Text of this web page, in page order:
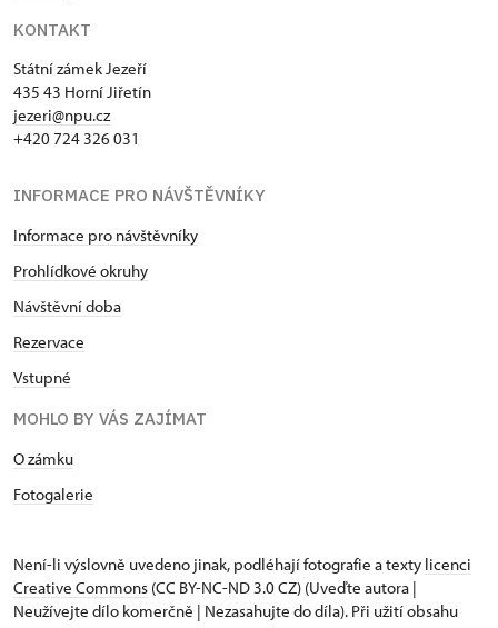
KONTAKT
Státní zámek Jezeří
435 43 Horní Jiřetín
jezeri@npu.cz
+420 724 326 031
INFORMACE PRO NÁVŠTĚVNÍKY
Informace pro návštěvníky
Prohlídkové okruhy
Návštěvní doba
Rezervace
Vstupné
MOHLO BY VÁS ZAJÍMAT
O zámku
Fotogalerie
Není-li výslovně uvedeno jinak, podléhají fotografie a texty licenci
Creative Commons (CC BY-NC-ND 3.0 CZ) (Uveďte autora |
Neužívejte dílo komerčně | Nezasahujte do díla). Při užití obsahu